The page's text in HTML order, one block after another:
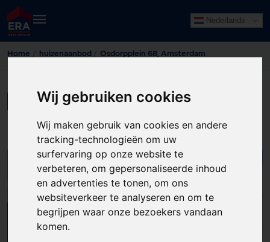
Wij gebruiken cookies
Wij maken gebruik van cookies en andere
tracking-technologieën om uw
surfervaring op onze website te
verbeteren, om gepersonaliseerde inhoud
en advertenties te tonen, om ons
websiteverkeer te analyseren en om te
begrijpen waar onze bezoekers vandaan
komen.
Nederlands
Home huizenaanbod Osdorpplein 68, Amsterdam
LAAT HIER UW GEGEVENS ACHTER